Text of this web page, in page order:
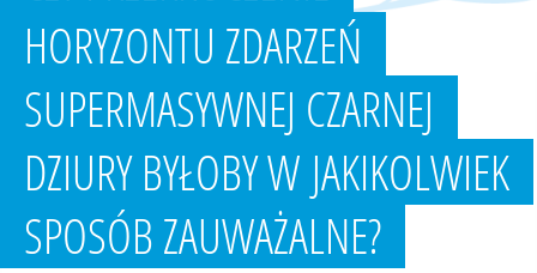
HORYZONTU ZDARZEŃ
SUPERMASYWNEJ CZARNEJ
DZIURY BYŁOBY W JAKIKOLWIEK
SPOSÓB ZAUWAŻALNE?